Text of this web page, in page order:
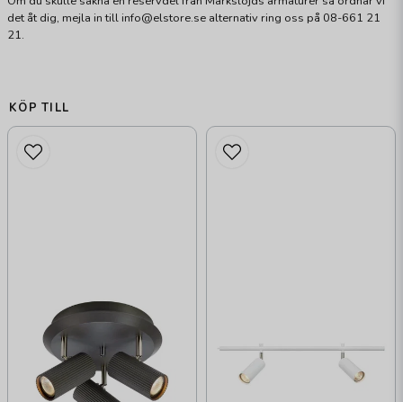
det åt dig, mejla in till info@elstore.se alternativ ring oss på 08-661 21
21.
KÖP TILL